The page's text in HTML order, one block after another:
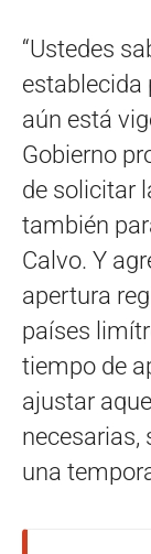
“Ustedes
establecida
aún está
Gobierno
de solicitar
también
Calvo. Y
apertura
países
tiempo de
ajustar
necesarias,
una